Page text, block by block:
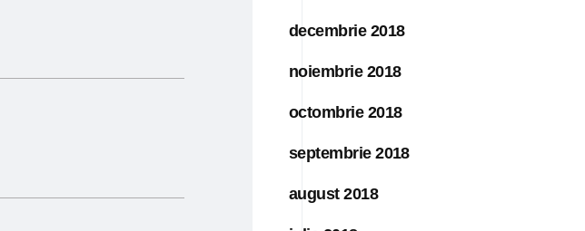
decembrie 2018
noiembrie 2018
octombrie 2018
septembrie 2018
august 2018